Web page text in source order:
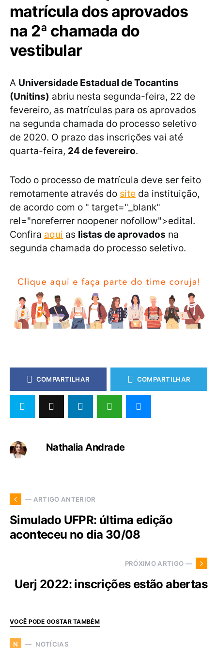
matrícula dos aprovados
na 2ª chamada do
vestibular
A Universidade Estadual de Tocantins
(Unitins) abriu nesta segunda-feira, 22 de
fevereiro, as matrículas para os aprovados
na segunda chamada do processo seletivo
de 2020. O prazo das inscrições vai até
quarta-feira, 24 de fevereiro.
Todo o processo de matrícula deve ser feito
remotamente através do site da instituição,
de acordo com o " target="_blank"
rel="noreferrer noopener nofollow">edital.
Confira aqui as listas de aprovados na
segunda chamada do processo seletivo.
COMPARTILHAR COMPARTILHAR
Nathalia Andrade
— ARTIGO ANTERIOR
Simulado UFPR: última edição
aconteceu no dia 30/08
PRÓXIMO ARTIGO —
Uerj 2022: inscrições estão abertas
VOCÊ PODE GOSTAR TAMBÉM
N NOTÍCIAS